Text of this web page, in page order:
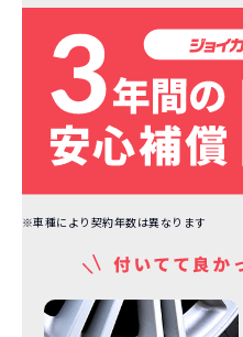
※車種により契約年数は異なります